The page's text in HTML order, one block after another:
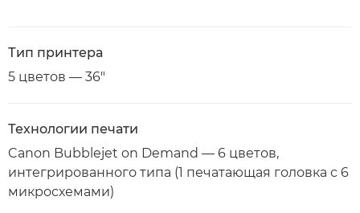
Тип принтера
5 цветов — 36"
Технологии печати
Canon Bubblejet on Demand — 6 цветов,
интегрированного типа (1 печатающая головка с 6
микросхемами)